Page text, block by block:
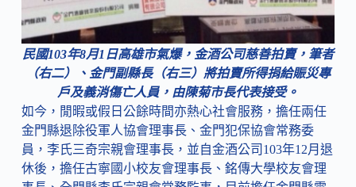
民國103年8月1日高雄市氣爆，金酒公司慈善拍賣，筆者
（右二）、金門副縣長（右三）將拍賣所得捐給賑災專
戶及義消傷亡人員，由陳菊市長代表接受。
如今，閒暇或假日公餘時間亦熱心社會服務，擔任兩任
金門縣退除役軍人協會理事長、金門犯保協會常務委
員，李氏三奇宗親會理事長，並自金酒公司103年12月退
休後，擔任古寧國小校友會理事長、銘傳大學校友會理